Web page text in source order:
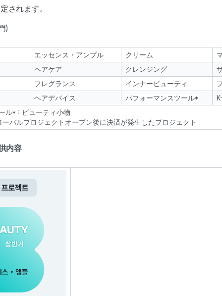
されます。
)
エッセンス・アンプル クリーム
ヘアケア
クレンジング
フレグランス
インナービューティ
ヘアデバイス
パフォーマンスツール*
ル* : ビューティ小物
バルプロジェクトオープン後に決済が発生したプロジェクト
内容